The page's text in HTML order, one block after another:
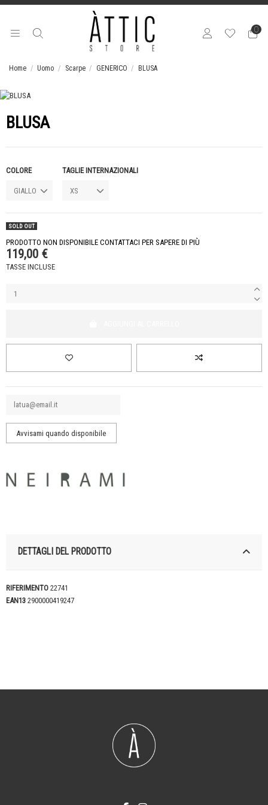
0
Home Uomo Scarpe GENERICO BLUSA
BLUSA
COLORE TAGLIE INTERNAZIONALI
SOLD OUT
PRODOTTO NON DISPONIBILE CONTATTACI PER SAPERE DI PIÙ
119,00 €
TASSE INCLUSE
DETTAGLI DEL PRODOTTO
RIFERIMENTO 22741
EAN13 2900000419247